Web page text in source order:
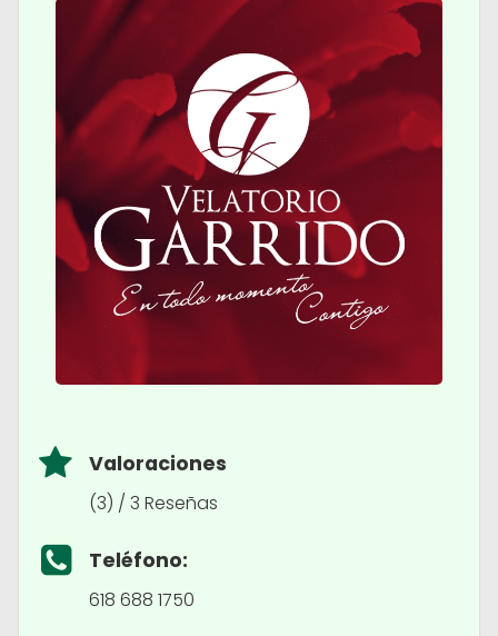
Valoraciones
(3) / 3 Reseñas
Teléfono:
618 688 1750